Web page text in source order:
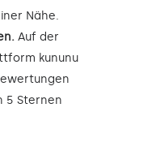
Nähe.
Auf der
kununu
5 Sternen